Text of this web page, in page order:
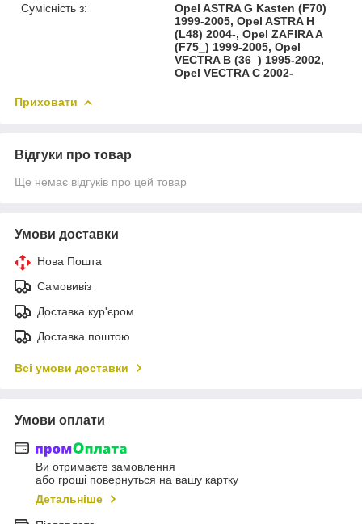
Сумісність з:
Opel ASTRA G Kasten (F70)
1999-2005, Opel ASTRA H
(L48) 2004-, Opel ZAFIRA A
(F75_) 1999-2005, Opel
VECTRA B (36_) 1995-2002,
Opel VECTRA C 2002-
Приховати
Відгуки про товар
Ще немає відгуків про цей товар
Умови доставки
Нова Пошта
Самовивіз
Доставка кур'єром
Доставка поштою
Всі умови доставки
Умови оплати
Ви отримаєте замовлення
або гроші повернуться на вашу картку
Детальніше